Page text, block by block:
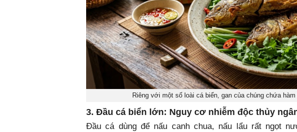
Riêng với một số loài cá biển, gan của chúng chứa
3. Đầu cá biển lớn: Nguy cơ nhiễm độc thủy
Đầu cá dùng để nấu canh chua, nấu lẩu rất ngọt